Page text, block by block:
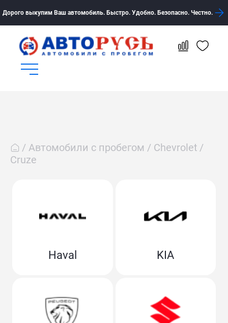
Дорого выкупим Ваш автомобиль. Быстро. Удобно. Безопасно. Честно.
Автомобили с пробегом
Chevrolet
Cruze
Haval KIA